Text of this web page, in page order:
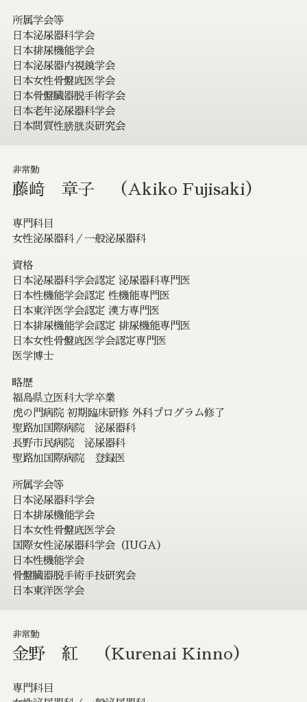
所属学会等
日本泌尿器科学会
日本排尿機能学会
日本泌尿器内視鏡学会
日本女性骨盤底医学会
日本骨盤臓器脱手術学会
日本老年泌尿器科学会
日本間質性膀胱炎研究会
非常勤
藤﨑 章子 （Akiko Fujisaki）
専門科目
女性泌尿器科／一般泌尿器科
資格
日本泌尿器科学会認定 泌尿器科専門医
日本性機能学会認定 性機能専門医
日本東洋医学会認定 漢方専門医
日本排尿機能学会認定 排尿機能専門医
日本女性骨盤底医学会認定専門医
医学博士
略歴
福島県立医科大学卒業
虎の門病院 初期臨床研修 外科プログラム修了
聖路加国際病院 泌尿器科
長野市民病院 泌尿器科
聖路加国際病院 登録医
所属学会等
日本泌尿器科学会
日本排尿機能学会
日本女性骨盤底医学会
国際女性泌尿器科学会（IUGA）
日本性機能学会
骨盤臓器脱手術手技研究会
日本東洋医学会
非常勤
金野 紅 （Kurenai Kinno）
専門科目